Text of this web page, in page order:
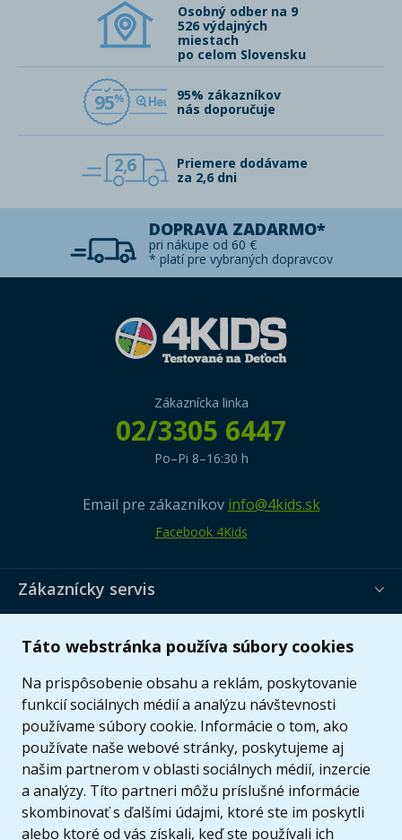
Táto webstránka používa súbory cookies
Na prispôsobenie obsahu a reklám, poskytovanie
funkcií sociálnych médií a analýzu návštevnosti
používame súbory cookie. Informácie o tom, ako
používate naše webové stránky, poskytujeme aj
našim partnerom v oblasti sociálnych médií, inzercie
a analýzy. Títo partneri môžu príslušné informácie
skombinovať s ďalšími údajmi, ktoré ste im poskytli
alebo ktoré od vás získali, keď ste používali ich
Osobný odber na 9
526 výdajných
miestach
po celom Slovensku
95
95% zákazníkov
nás doporučuje
2,6
Priemere dodávame
za 2,6 dni
DOPRAVA ZADARMO*
pri nákupe od 60 €
* platí pre vybraných dopravcov
Zákaznícka linka
02/3305 6447
Po–Pi 8–16:30 h
Email pre zákazníkov info@4kids.sk
Facebook 4Kids
Zákaznícky servis